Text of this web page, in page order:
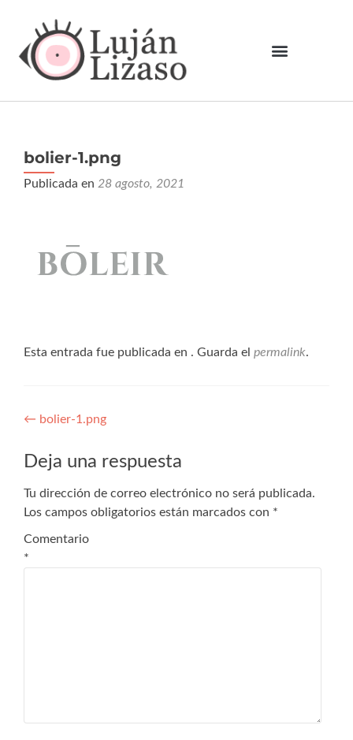
bolier-1.png
Publicada en 28 agosto, 2021
Esta entrada fue publicada en . Guarda el permalink.
← bolier-1.png
Deja una respuesta
Tu dirección de correo electrónico no será publicada.
Los campos obligatorios están marcados con *
Comentario
*